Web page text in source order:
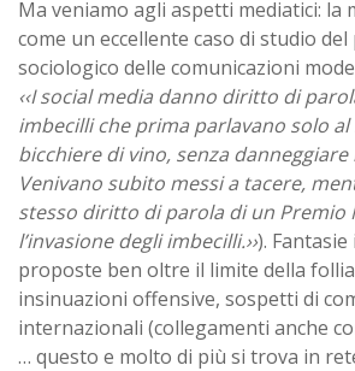
Ma veniamo agli aspetti mediatici: la
come un eccellente caso di studio
sociologico delle comunicazioni
‹‹I social media danno diritto di
imbecilli che prima parlavano solo
bicchiere di vino, senza
Venivano subito messi a tacere,
stesso diritto di parola di un Premio
l’invasione degli imbecilli.››).
proposte ben oltre il limite della
insinuazioni offensive, sospetti di
internazionali (collegamenti anche
… questo e molto di più si trova in